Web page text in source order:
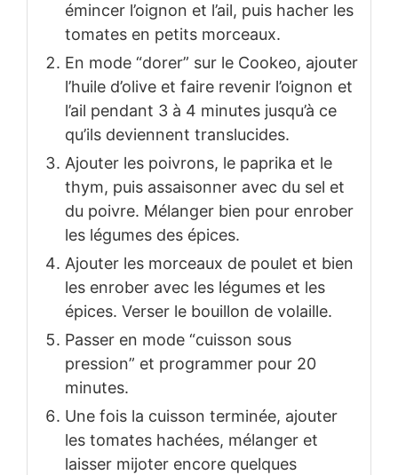
émincer l’oignon et l’ail, puis hacher les
tomates en petits morceaux.
En mode “dorer” sur le Cookeo, ajouter
l’huile d’olive et faire revenir l’oignon et
l’ail pendant 3 à 4 minutes jusqu’à ce
qu’ils deviennent translucides.
Ajouter les poivrons, le paprika et le
thym, puis assaisonner avec du sel et
du poivre. Mélanger bien pour enrober
les légumes des épices.
Ajouter les morceaux de poulet et bien
les enrober avec les légumes et les
épices. Verser le bouillon de volaille.
Passer en mode “cuisson sous
pression” et programmer pour 20
minutes.
Une fois la cuisson terminée, ajouter
les tomates hachées, mélanger et
laisser mijoter encore quelques